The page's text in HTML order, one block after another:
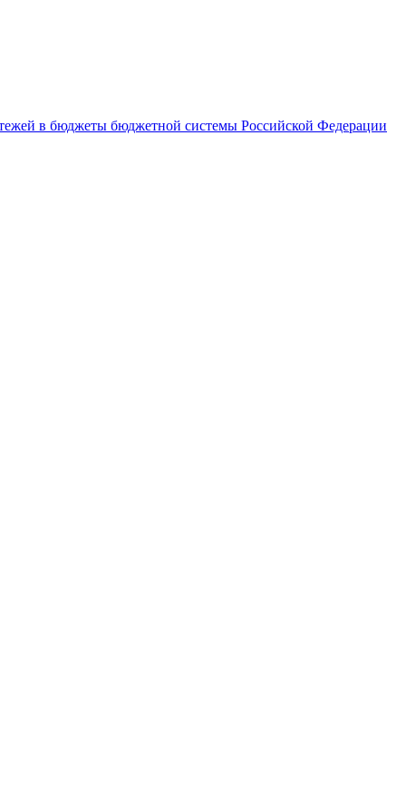
в бюджеты бюджетной системы Российской Федерации